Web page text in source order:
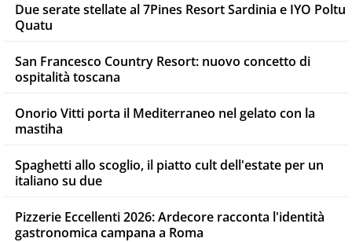
Due serate stellate al 7Pines Resort Sardinia e IYO Poltu
Quatu
San Francesco Country Resort: nuovo concetto di
ospitalità toscana
Onorio Vitti porta il Mediterraneo nel gelato con la
mastiha
Spaghetti allo scoglio, il piatto cult dell'estate per un
italiano su due
Pizzerie Eccellenti 2026: Ardecore racconta l'identità
gastronomica campana a Roma